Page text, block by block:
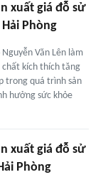
xuất giá đỗ sử
Phòng
Văn Lên làm
chất kích thích tăng
trong quá trình sản
hưởng sức khỏe
xuất giá đỗ sử
Phòng